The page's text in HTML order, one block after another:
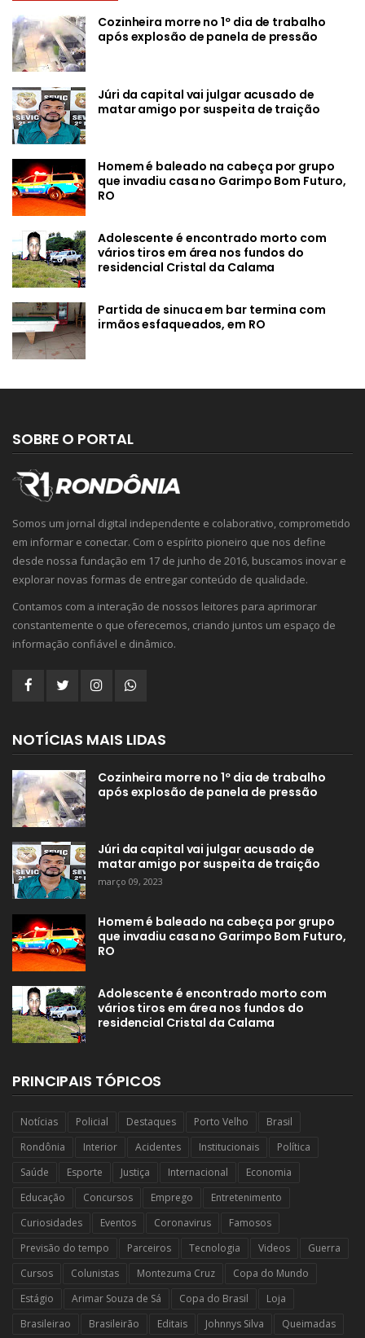
Cozinheira morre no 1º dia de trabalho
após explosão de panela de pressão
Júri da capital vai julgar acusado de
matar amigo por suspeita de traição
Homem é baleado na cabeça por grupo
que invadiu casa no Garimpo Bom Futuro,
RO
Adolescente é encontrado morto com
vários tiros em área nos fundos do
residencial Cristal da Calama
Partida de sinuca em bar termina com
irmãos esfaqueados, em RO
SOBRE O PORTAL
Somos um jornal digital independente e colaborativo, comprometido
em informar e conectar. Com o espírito pioneiro que nos define
desde nossa fundação em 17 de junho de 2016, buscamos inovar e
explorar novas formas de entregar conteúdo de qualidade.
Contamos com a interação de nossos leitores para aprimorar
constantemente o que oferecemos, criando juntos um espaço de
informação confiável e dinâmico.
NOTÍCIAS MAIS LIDAS
Cozinheira morre no 1º dia de trabalho
após explosão de panela de pressão
Júri da capital vai julgar acusado de
matar amigo por suspeita de traição
março 09, 2023
Homem é baleado na cabeça por grupo
que invadiu casa no Garimpo Bom Futuro,
RO
Adolescente é encontrado morto com
vários tiros em área nos fundos do
residencial Cristal da Calama
PRINCIPAIS TÓPICOS
Notícias Policial Destaques Porto Velho
Brasil
Rondônia
Interior Acidentes Institucionais
Política
Saúde
Esporte Justiça Internacional
Economia
Educação
Concursos Emprego
Entretenimento
Curiosidades
Eventos Coronavirus
Famosos
Previsão do tempo
Parceiros Tecnologia Videos
Guerra
Cursos
Colunistas Montezuma Cruz
Copa do Mundo
Estágio
Arimar Souza de Sá Copa do Brasil
Loja
Brasileirao
Brasileirão Editais Johnnys Silva Queimadas